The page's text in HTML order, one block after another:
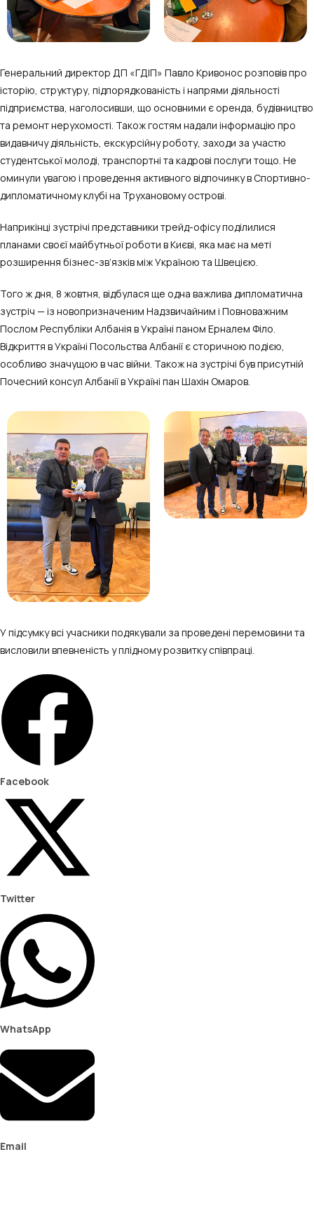
Генеральний директор ДП «ГДІП» Павло Кривонос розповів про
історію, структуру, підпорядкованість і напрями діяльності
підприємства, наголосивши, що основними є оренда, будівництво
та ремонт нерухомості. Також гостям надали інформацію про
видавничу діяльність, екскурсійну роботу, заходи за участю
студентської молоді, транспортні та кадрові послуги тощо. Не
оминули увагою і проведення активного відпочинку в Спортивно-
дипломатичному клубі на Трухановому острові.
Наприкінці зустрічі представники трейд-офісу поділилися
планами своєї майбутньої роботи в Києві, яка має на меті
розширення бізнес-зв’язків між Україною та Швецією.
Того ж дня, 8 жовтня, відбулася ще одна важлива дипломатична
зустріч — із новопризначеним Надзвичайним і Повноважним
Послом Республіки Албанія в Україні паном Ерналем Філо.
Відкриття в Україні Посольства Албанії є сторичною подією,
особливо значущою в час війни. Також на зустрічі був присутній
Почесний консул Албанії в Україні пан Шахін Омаров.
У підсумку всі учасники подякували за проведені перемовини та
висловили впевненість у плідному розвитку співпраці.
Facebook
Twitter
WhatsApp
Email